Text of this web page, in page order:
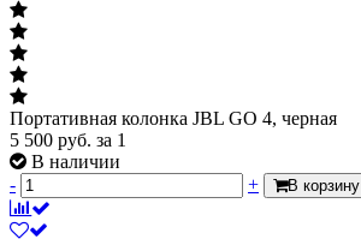
Портативная колонка JBL GO 4, черная
5 500 руб. за 1
В наличии
-
+ В корзину